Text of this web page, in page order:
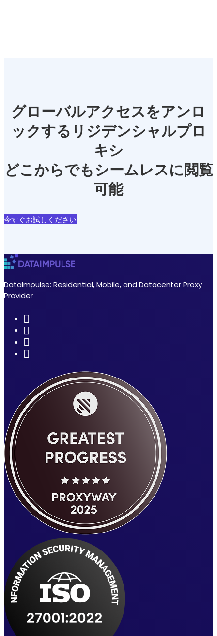
グローバルアクセスをアンロ
ックするリジデンシャルプロ
キシ
どこからでもシームレスに閲覧
可能
今すぐお試しください
DataImpulse: Residential, Mobile, and Datacenter Proxy
Provider